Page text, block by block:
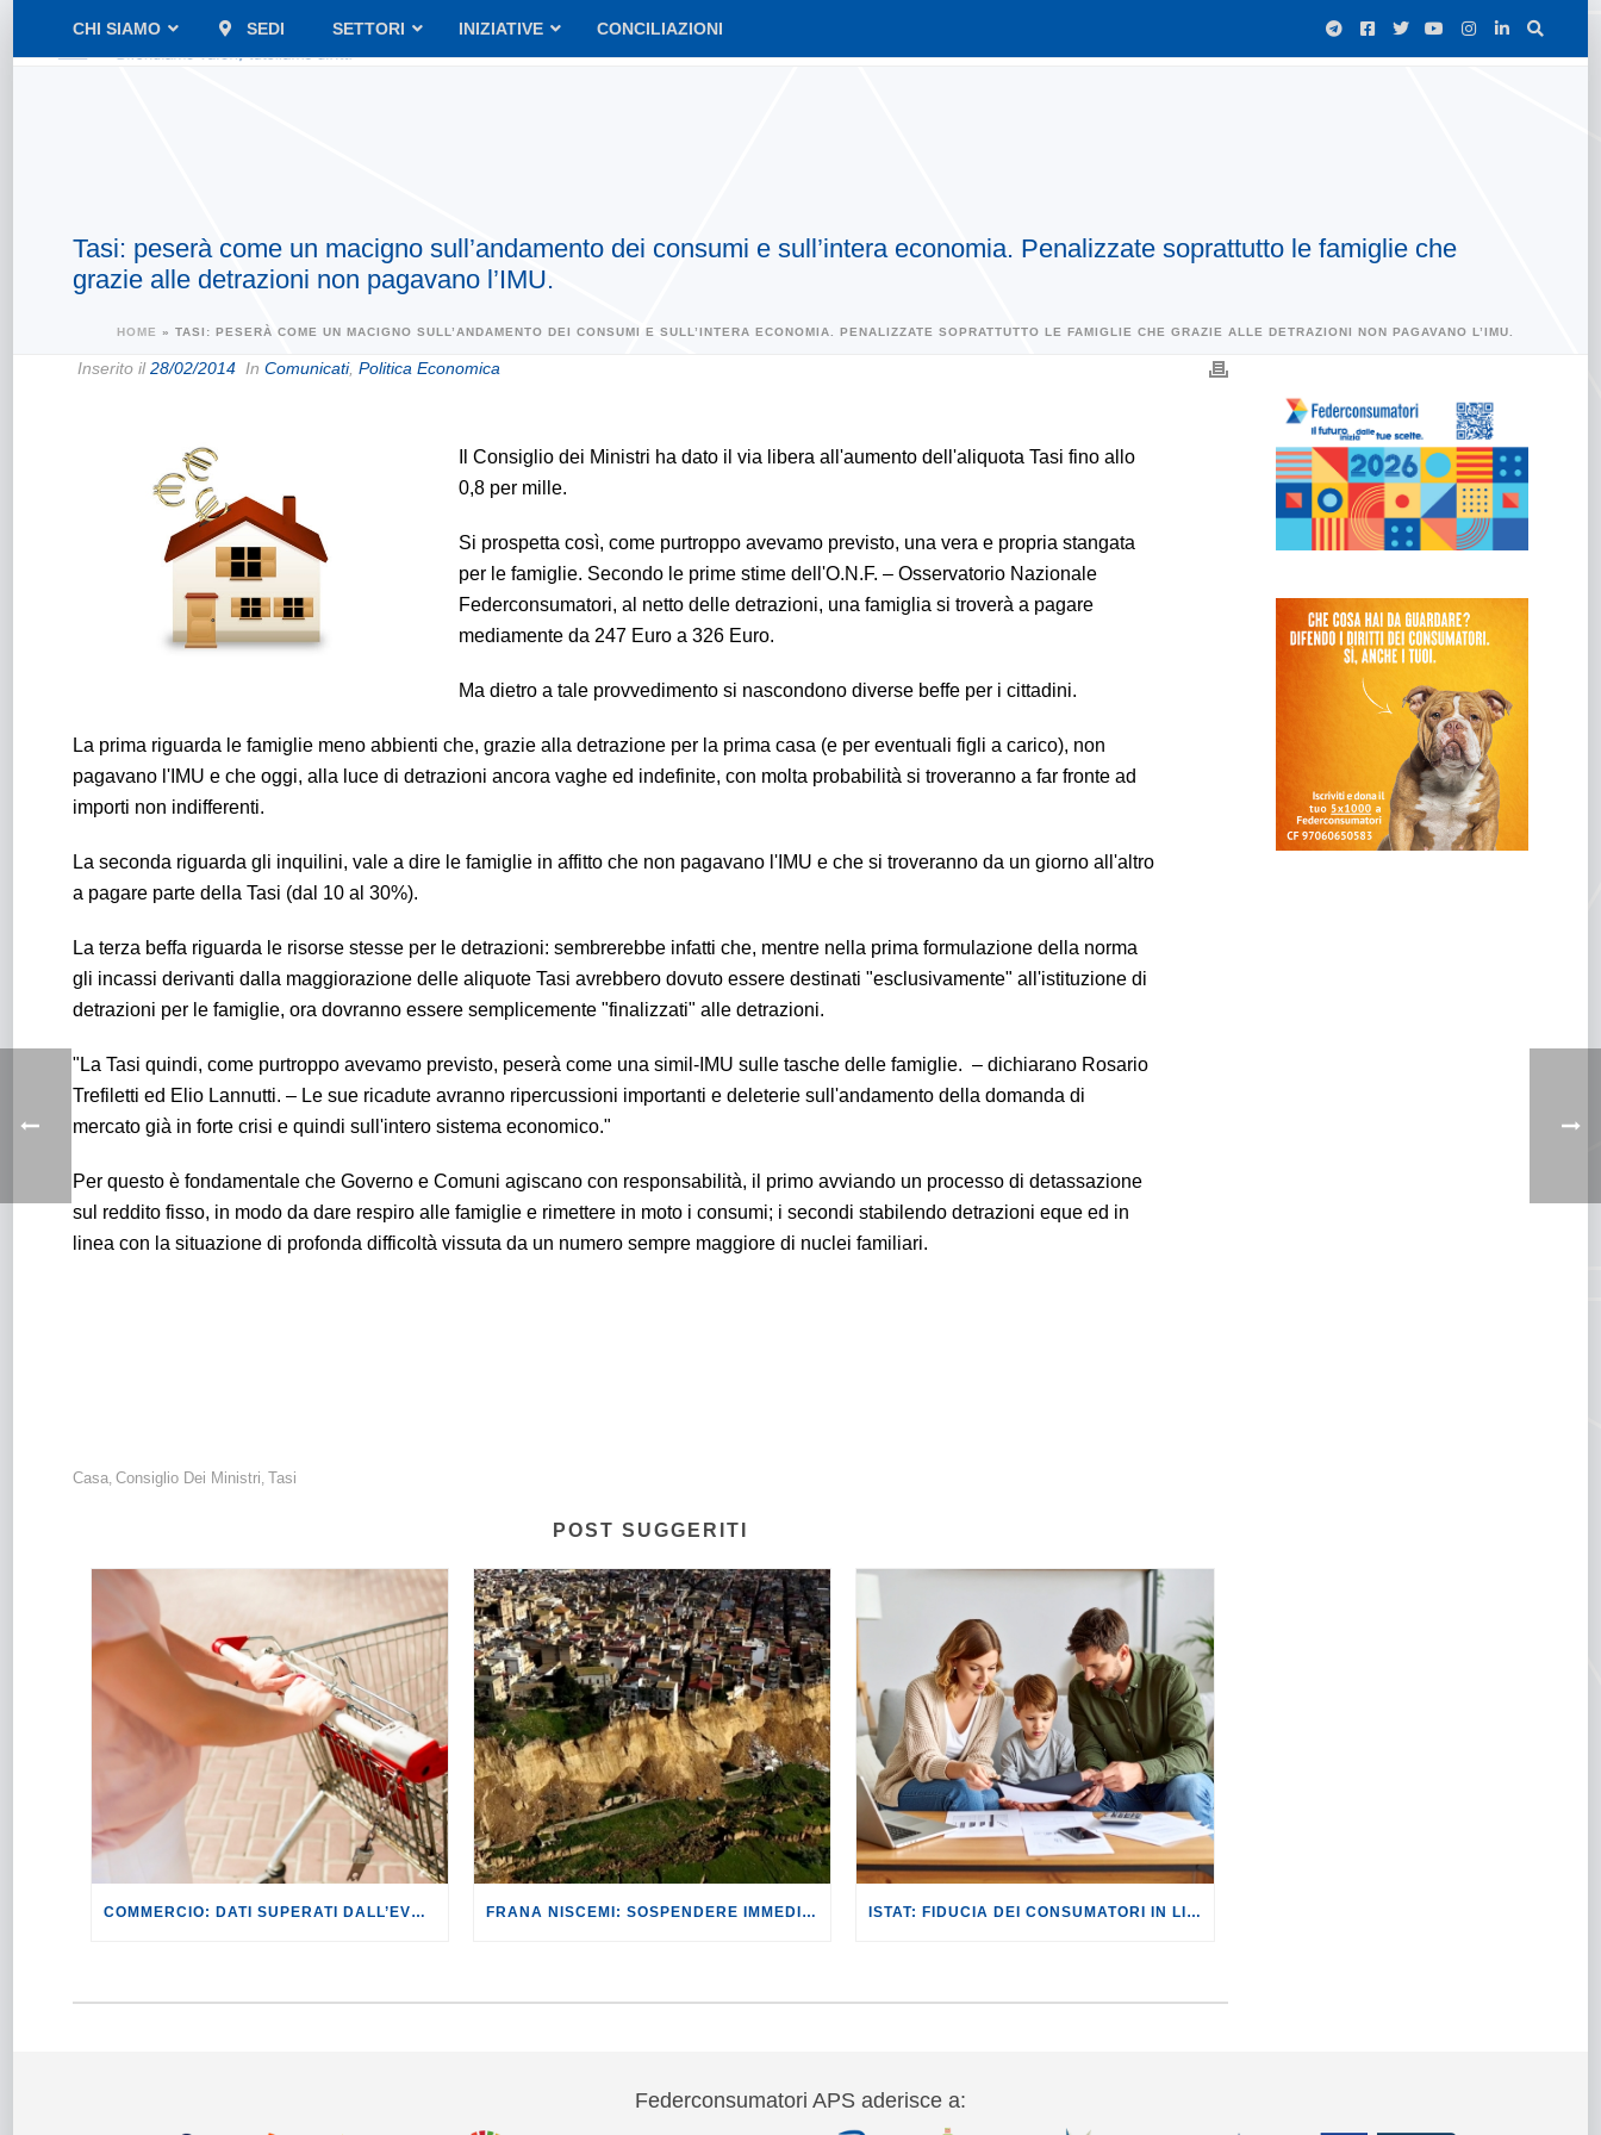
CHI SIAMO SEDI SETTORI INIZIATIVE CONCILIAZIONI
Tasi: peserà come un macigno sull’andamento dei consumi e sull’intera economia. Penalizzate soprattutto le famiglie che
grazie alle detrazioni non pagavano l’IMU.
HOME » TASI: PESERÀ COME UN MACIGNO SULL’ANDAMENTO DEI CONSUMI E SULL’INTERA ECONOMIA. PENALIZZATE SOPRATTUTTO LE FAMIGLIE CHE GRAZIE ALLE DETRAZIONI NON PAGAVANO L’IMU.
Inserito il28/02/2014 In Comunicati, Politica Economica
Il Consiglio dei Ministri ha dato il via libera all'aumento dell'aliquota Tasi fino allo
0,8 per mille.
Si prospetta così, come purtroppo avevamo previsto, una vera e propria stangata
per le famiglie. Secondo le prime stime dell'O.N.F. – Osservatorio Nazionale
Federconsumatori, al netto delle detrazioni, una famiglia si troverà a pagare
mediamente da 247 Euro a 326 Euro.
Ma dietro a tale provvedimento si nascondono diverse beffe per i cittadini.
La prima riguarda le famiglie meno abbienti che, grazie alla detrazione per la prima casa (e per eventuali figli a carico), non
pagavano l'IMU e che oggi, alla luce di detrazioni ancora vaghe ed indefinite, con molta probabilità si troveranno a far fronte ad
importi non indifferenti.
La seconda riguarda gli inquilini, vale a dire le famiglie in affitto che non pagavano l'IMU e che si troveranno da un giorno all'altro
a pagare parte della Tasi (dal 10 al 30%).
La terza beffa riguarda le risorse stesse per le detrazioni: sembrerebbe infatti che, mentre nella prima formulazione della norma
gli incassi derivanti dalla maggiorazione delle aliquote Tasi avrebbero dovuto essere destinati "esclusivamente" all'istituzione di
detrazioni per le famiglie, ora dovranno essere semplicemente "finalizzati" alle detrazioni.
"La Tasi quindi, come purtroppo avevamo previsto, peserà come una simil-IMU sulle tasche delle famiglie. – dichiarano Rosario
Trefiletti ed Elio Lannutti. – Le sue ricadute avranno ripercussioni importanti e deleterie sull'andamento della domanda di
mercato già in forte crisi e quindi sull'intero sistema economico."
Per questo è fondamentale che Governo e Comuni agiscano con responsabilità, il primo avviando un processo di detassazione
sul reddito fisso, in modo da dare respiro alle famiglie e rimettere in moto i consumi; i secondi stabilendo detrazioni eque ed in
linea con la situazione di profonda difficoltà vissuta da un numero sempre maggiore di nuclei familiari.
Casa, Consiglio Dei Ministri, Tasi
POST SUGGERITI
COMMERCIO: DATI SUPERATI DALL’EVOLUZIONE DEI FATTI. CON IL CONFLITTO IN MEDIO ORIENTE SI RISCHIANO RIPERCUSSIONI PER LE FAMIGLIE DI +649,64 EURO ANNUI. FRANA NISCEMI: SOSPENDERE IMMEDIATAMENTE NON SOLO LE RATE DEI MUTUI, MA ANCHE PAGAMENTI DI UTENZE E TASSE PER LE ABITAZIONI INAGIBILI O DISTRUTTE. ISTAT: FIDUCIA DEI CONSUMATORI IN LIEVISSIMA RIPRESA, MA IL 2026 SI APRE CON RINCARI E NUOVE RINUNCE.
Federconsumatori APS aderisce a: